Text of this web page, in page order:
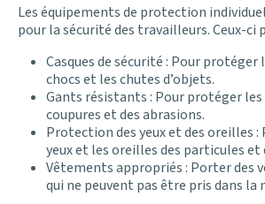
Les équipements de protection
pour la sécurité des travailleurs. Ceux-ci
Casques de sécurité : Pour
chocs et les chutes d’objets.
Gants résistants : Pour protéger les
coupures et des abrasions.
Protection des yeux et des oreilles
yeux et les oreilles des particules et
Vêtements appropriés : Porter des
qui ne peuvent pas être pris dans la